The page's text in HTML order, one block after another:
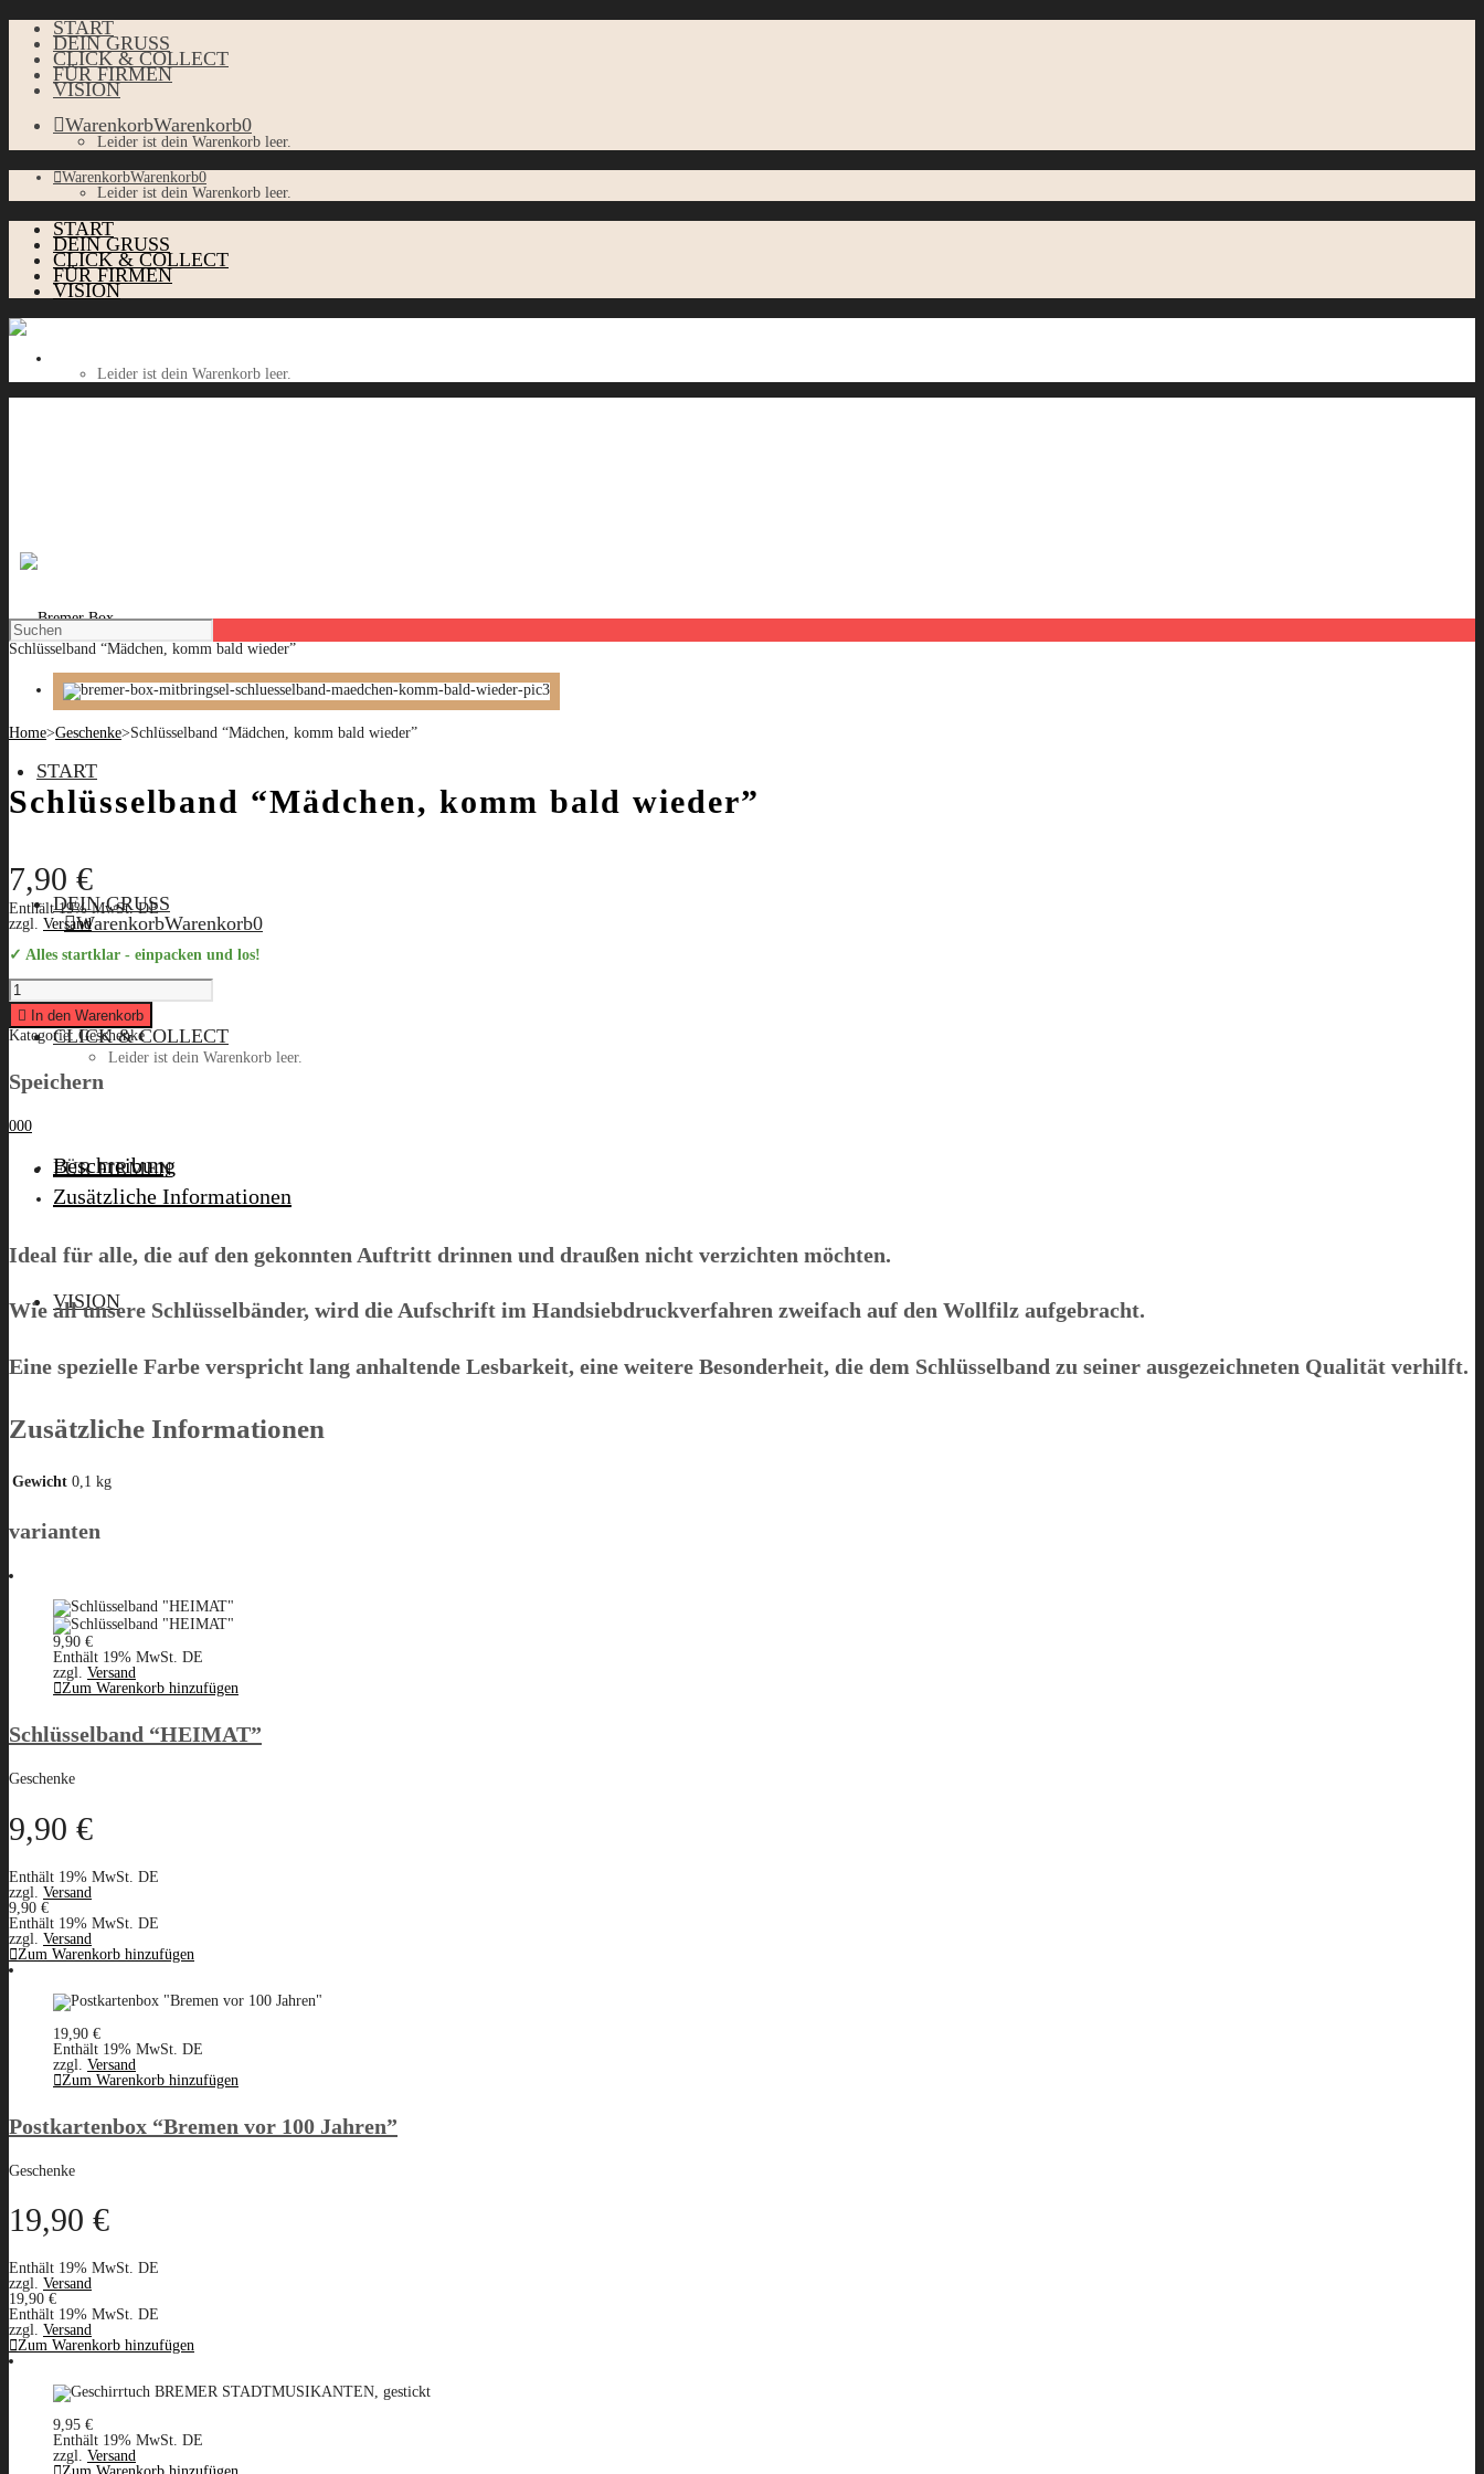
START
DEIN GRUSS
CLICK & COLLECT
FÜR FIRMEN
VISION
WarenkorbWarenkorb0
Leider ist dein Warenkorb leer.
WarenkorbWarenkorb0
Leider ist dein Warenkorb leer.
START
DEIN GRUSS
CLICK & COLLECT
FÜR FIRMEN
VISION
Leider ist dein Warenkorb leer.
START
DEIN GRUSS
CLICK & COLLECT
FÜR FIRMEN
VISION
WarenkorbWarenkorb0
Leider ist dein Warenkorb leer.
Schlüsselband “Mädchen, komm bald wieder”
Home>Geschenke>Schlüsselband “Mädchen, komm bald wieder”
Schlüsselband “Mädchen, komm bald wieder”
7,90 €
Enthält 19% MwSt. DE
zzgl. Versand
✓ Alles startklar - einpacken und los!
Schlüsselband
"Mädchen,
komm
bald
wieder"
In den Warenkorb
Kategorie:Geschenke
Speichern
000
Beschreibung
Zusätzliche Informationen
Ideal für alle, die auf den gekonnten Auftritt drinnen und draußen nicht verzichten möchten.
Wie all unsere Schlüsselbänder, wird die Aufschrift im Handsiebdruckverfahren zweifach auf den Wollfilz aufgebracht.
Eine spezielle Farbe verspricht lang anhaltende Lesbarkeit, eine weitere Besonderheit, die dem Schlüsselband zu seiner ausgezeichneten Qualität verhilft.
Zusätzliche Informationen
Gewicht 0,1 kg
varianten
9,90 €
Enthält 19% MwSt. DE
zzgl. Versand
Zum Warenkorb hinzufügen
Schlüsselband “HEIMAT”
Geschenke
9,90 €
Enthält 19% MwSt. DE
zzgl. Versand
9,90 €
Enthält 19% MwSt. DE
zzgl. Versand
Zum Warenkorb hinzufügen
19,90 €
Enthält 19% MwSt. DE
zzgl. Versand
Zum Warenkorb hinzufügen
Postkartenbox “Bremen vor 100 Jahren”
Geschenke
19,90 €
Enthält 19% MwSt. DE
zzgl. Versand
19,90 €
Enthält 19% MwSt. DE
zzgl. Versand
Zum Warenkorb hinzufügen
9,95 €
Enthält 19% MwSt. DE
zzgl. Versand